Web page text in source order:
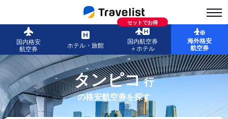
国内格安
航空券
ホテル・旅館
セットでお得
国内航空券
＋ホテル
海外格安
航空券
タンピコ行
の格安航空券を探す